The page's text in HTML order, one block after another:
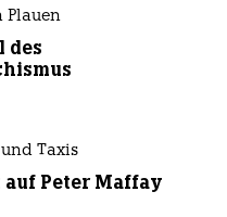
Plauen
des
Taxis
Peter Maffay